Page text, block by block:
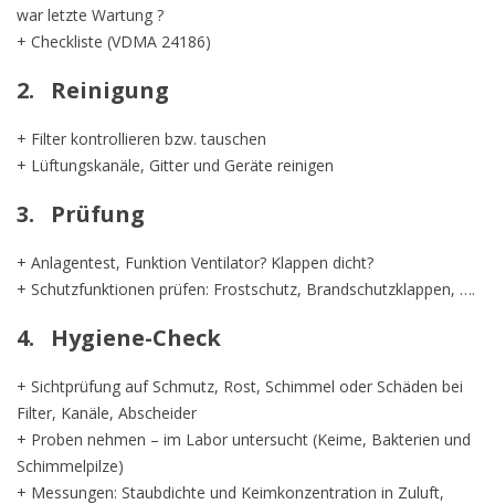
war letzte Wartung ?
+ Checkliste (VDMA 24186)
2. Reinigung
+ Filter kontrollieren bzw. tauschen
+ Lüftungskanäle, Gitter und Geräte reinigen
3. Prüfung
+ Anlagentest, Funktion Ventilator? Klappen dicht?
+ Schutzfunktionen prüfen: Frostschutz, Brandschutzklappen, ….
4. Hygiene-Check
+ Sichtprüfung auf Schmutz, Rost, Schimmel oder Schäden bei
Filter, Kanäle, Abscheider
+ Proben nehmen – im Labor untersucht (Keime, Bakterien und
Schimmelpilze)
+ Messungen: Staubdichte und Keimkonzentration in Zuluft,